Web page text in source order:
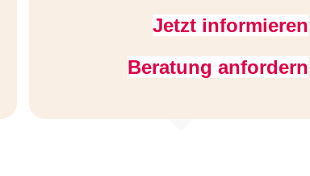
Jetzt informieren
Beratung anfordern